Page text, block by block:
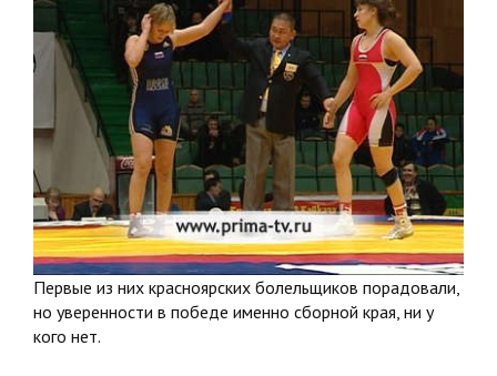
Первые из них красноярских болельщиков порадовали,
но уверенности в победе именно сборной края, ни у
кого нет.